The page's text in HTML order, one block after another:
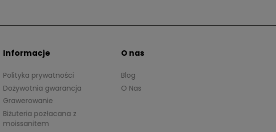
Informacje
Polityka prywatności
Dożywotnia gwarancja
Grawerowanie
Biżuteria pozłacana z
moissanitem
O nas
Blog
O Nas